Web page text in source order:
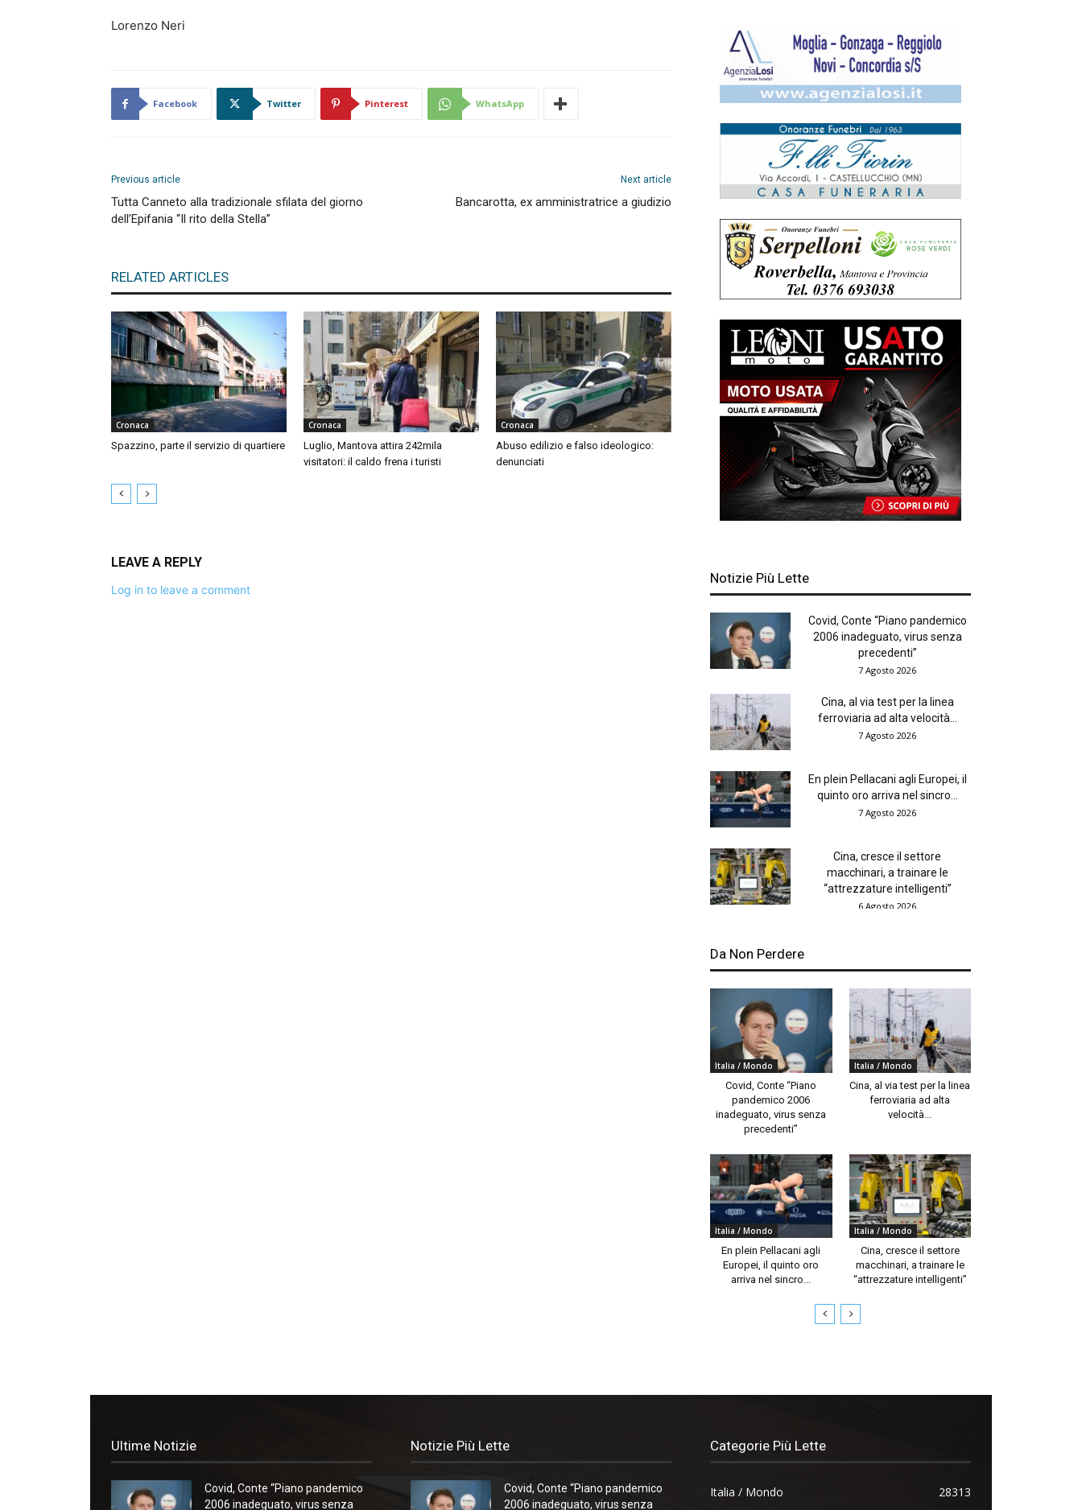
Lorenzo Neri
Facebook Twitter Pinterest WhatsApp
Previous article
Tutta Canneto alla tradizionale sfilata del giorno
dell’Epifania “Il rito della Stella”
Next article
Bancarotta, ex amministratrice a giudizio
RELATED ARTICLES
Cronaca
Spazzino, parte il servizio di quartiere
Cronaca
Luglio, Mantova attira 242mila
visitatori: il caldo frena i turisti
Cronaca
Abuso edilizio e falso ideologico:
denunciati
LEAVE A REPLY
Log in to leave a comment
Notizie Più Lette
Covid, Conte “Piano pandemico
2006 inadeguato, virus senza
precedenti”
7 Agosto 2026
Cina, al via test per la linea
ferroviaria ad alta velocità...
7 Agosto 2026
En plein Pellacani agli Europei, il
quinto oro arriva nel sincro...
7 Agosto 2026
Cina, cresce il settore
macchinari, a trainare le
“attrezzature intelligenti”
6 Agosto 2026
Da Non Perdere
Italia / Mondo
Covid, Conte “Piano
pandemico 2006
inadeguato, virus senza
precedenti”
Italia / Mondo
Cina, al via test per la linea
ferroviaria ad alta
velocità...
Italia / Mondo
En plein Pellacani agli
Europei, il quinto oro
arriva nel sincro...
Italia / Mondo
Cina, cresce il settore
macchinari, a trainare le
“attrezzature intelligenti”
Ultime Notizie
Covid, Conte “Piano pandemico
2006 inadeguato, virus senza
Notizie Più Lette
Covid, Conte “Piano pandemico
2006 inadeguato, virus senza
Categorie Più Lette
Italia / Mondo
28313